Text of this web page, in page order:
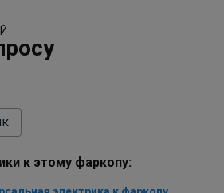
к этому фаркопу: